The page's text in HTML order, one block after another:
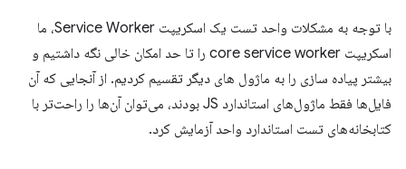
با توجه به مشکلات واحد تست یک اسکریپت Service Worker، ما
اسکریپت core service worker را تا حد امکان خالی نگه داشتیم و
بیشتر پیاده سازی را به ماژول های دیگر تقسیم کردیم. از آنجایی که آن
فایل‌ها فقط ماژول‌های استاندارد JS بودند، می‌توان آن‌ها را راحت‌تر با
کتابخانه‌های تست استاندارد واحد آزمایش کرد.